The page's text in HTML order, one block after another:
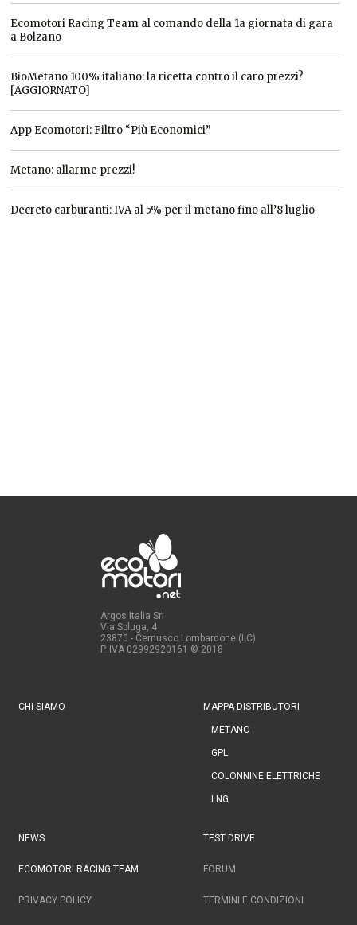
Ecomotori Racing Team al comando della 1a giornata di gara
a Bolzano
BioMetano 100% italiano: la ricetta contro il caro prezzi?
[AGGIORNATO]
App Ecomotori: Filtro “Più Economici”
Metano: allarme prezzi!
Decreto carburanti: IVA al 5% per il metano fino all’8 luglio
Argos Italia Srl
Via Spluga, 4
23870 - Cernusco Lombardone (LC)
P. IVA 02992920161 © 2018
CHI SIAMO MAPPA DISTRIBUTORI
METANO
GPL
COLONNINE ELETTRICHE
LNG
NEWS TEST DRIVE
ECOMOTORI RACING TEAM FORUM
PRIVACY POLICY TERMINI E CONDIZIONI